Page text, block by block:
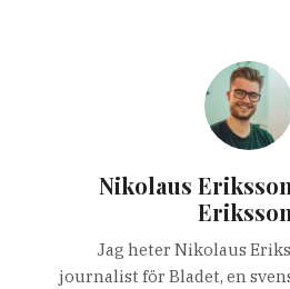
Nikolaus
Jag heter Nikolaus
journalist för Bladet, en